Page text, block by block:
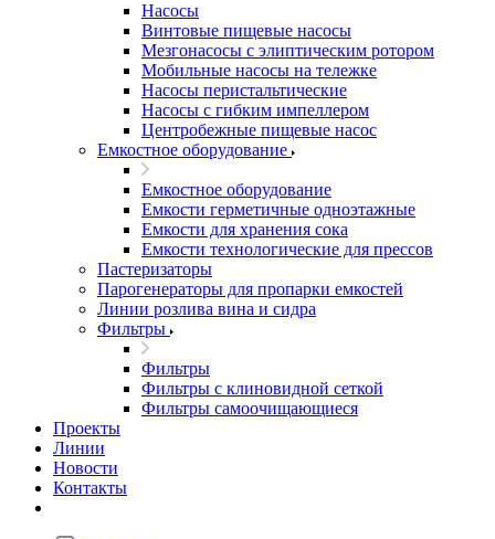
Насосы
Винтовые пищевые насосы
Мезгонасосы с элиптическим ротором
Мобильные насосы на тележке
Насосы перистальтические
Насосы с гибким импеллером
Центробежные пищевые насос
Емкостное оборудование
Емкостное оборудование
Емкости герметичные одноэтажные
Емкости для хранения сока
Емкости технологические для прессов
Пастеризаторы
Парогенераторы для пропарки емкостей
Линии розлива вина и сидра
Фильтры
Фильтры
Фильтры с клиновидной сеткой
Фильтры самоочищающиеся
Проекты
Линии
Новости
Контакты